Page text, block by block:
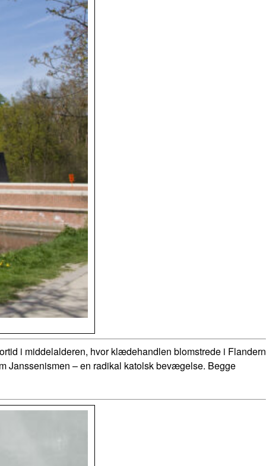
i middelalderen, hvor klædehandlen blomstrede i Flandern
Janssenismen – en radikal katolsk bevægelse. Begge